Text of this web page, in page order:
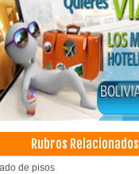
Rubros Relacionados
de pisos